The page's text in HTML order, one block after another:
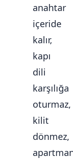
anahtar
içeride
kalır,
kapı
dili
karşılığa
oturmaz,
kilit
dönmez,